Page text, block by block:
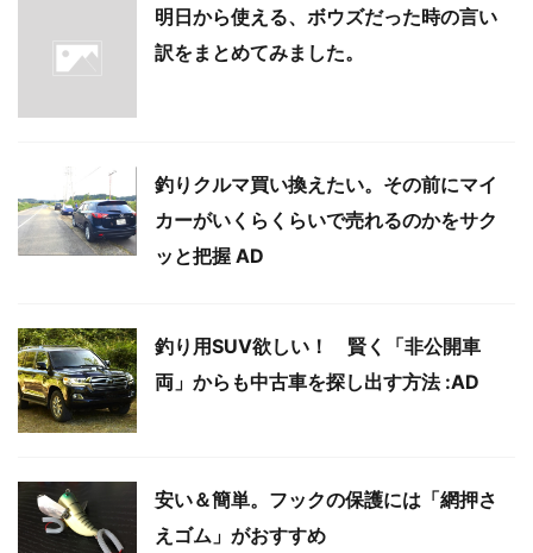
明日から使える、ボウズだった時の言い
訳をまとめてみました。
釣りクルマ買い換えたい。その前にマイ
カーがいくらくらいで売れるのかをサク
ッと把握 AD
釣り用SUV欲しい！ 賢く「非公開車
両」からも中古車を探し出す方法 :AD
安い＆簡単。フックの保護には「網押さ
えゴム」がおすすめ